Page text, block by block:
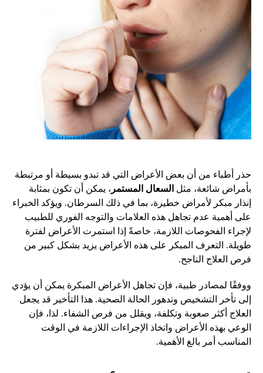
حذر أطباء من أن بعض الأعراض التي قد تبدو بسيطة أو مرتبطة
بأمراض شائعة، مثل السعال المستمر ، يمكن أن تكون بمثابة
إنذار مبكر لأمراض خطيرة، بما في ذلك السرطان. ويؤكد الخبراء
على أهمية عدم تجاهل هذه العلامات والتوجه الفوري للطبيب
لإجراء الفحوصات اللازمة، خاصةً إذا استمرت الأعراض لفترة
طويلة. التعرف المبكر على هذه الأعراض يزيد بشكل كبير من
فرص العلاج الناجح.
ووفقًا لمصادر طبية، فإن تجاهل الأعراض المبكرة يمكن أن يؤدي
إلى تأخر التشخيص وتدهور الحالة الصحية. هذا التأخير قد يجعل
العلاج أكثر صعوبة وتكلفة، ويقلل من فرص الشفاء. لذا، فإن
الوعي بهذه الأعراض واتخاذ الإجراءات اللازمة في الوقت
المناسب أمر بالغ الأهمية.